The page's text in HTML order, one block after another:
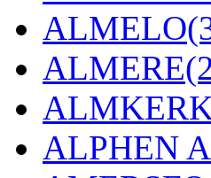
ALMELO
ALMERE
ALPHEN